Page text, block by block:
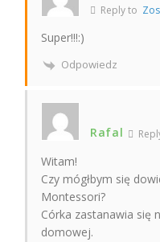
Reply to
Super!!!:)
Odpowiedz
Rafal
Witam!
Czy mógłbym się
Montessori?
Córka zastanawia się
domowej.